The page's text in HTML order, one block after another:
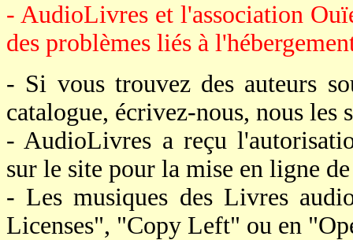
- AudioLivres et l'association
des problèmes liés à
- Si vous trouvez des auteurs
catalogue, écrivez-nous, nous
- AudioLivres a reçu
sur le site pour la mise en ligne
- Les musiques des Livres
Licenses", "Copy Left" ou en